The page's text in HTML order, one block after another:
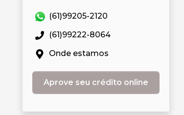
(61)99205-2120
(61)99222-8064
Onde estamos
Aprove seu crédito online